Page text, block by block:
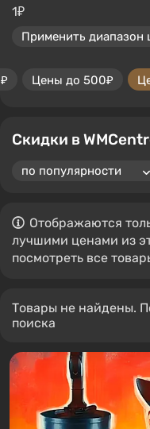
1₽
Применить диапазон
Цены до 500₽
Скидки в
Отображаются
лучшими ценами из
посмотреть все
Товары не найдены.
поиска